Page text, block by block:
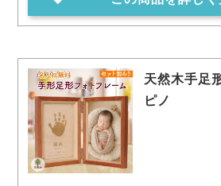
天然木手足
ピノ